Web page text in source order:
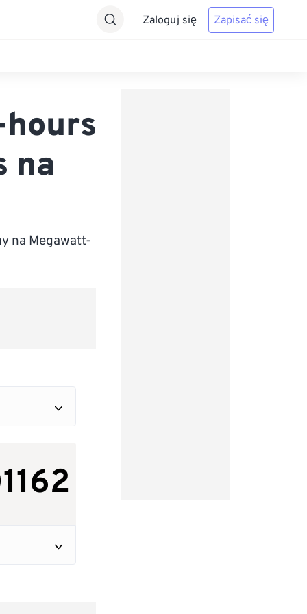
Zaloguj się Zapisać się
na
na Megawatt-